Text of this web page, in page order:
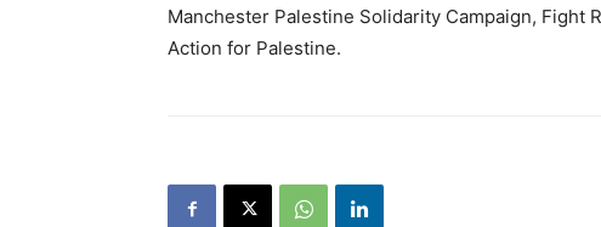
Manchester Palestine Solidarity Campaign, Fight
Action for Palestine.